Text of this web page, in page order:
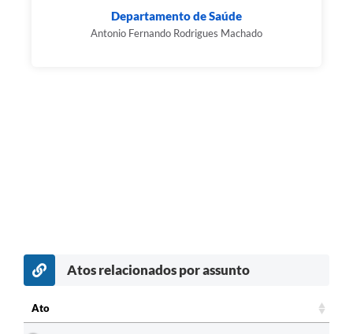
Departamento de Saúde
Antonio Fernando Rodrigues Machado
Atos relacionados por assunto
Ato